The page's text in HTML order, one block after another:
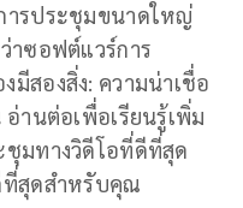
ารประชุมขนาดใหญ่
าซอฟต์แวร์การ
สองสิ่ง: ความน่าเชื่อ
านต่อเพื่อเรียนรู้เพิ่ม
ชุมทางวิดีโอที่ดีที่สุด
ที่สุดสำหรับคุณ